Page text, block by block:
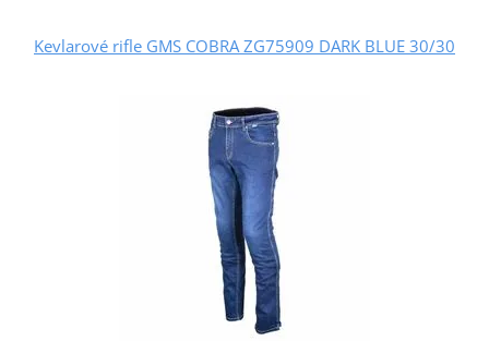
Kevlarové rifle GMS COBRA ZG75909 DARK BLUE 30/30